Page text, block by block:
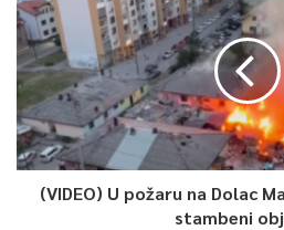
(VIDEO) U požaru na Dolac
stambeni